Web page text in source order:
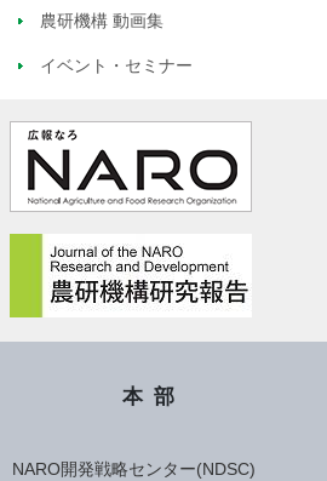
農研機構 動画集
イベント・セミナー
本部
NARO開発戦略センター(NDSC)